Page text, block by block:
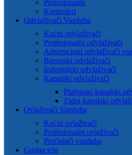
Profesionalni
Kontroleri
Odvlaživači Vazduha
Kućni odvlaživači
Profesionalni odvlaživači
Adsorpcioni odvlaživači
Bazenski odvlaživači
Industrijski odvlaživači
Kanalski odvlaživači
Plafonski kanalski
Zidni kanalski
Ovlaživači Vazduha
Kućni ovlaživači
Profesionalni ovlaživači
Prečistači vazduha
Grejna tela